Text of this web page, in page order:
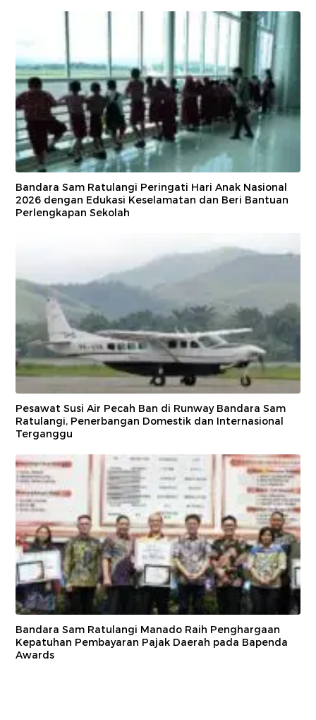
Bandara Sam Ratulangi Peringati Hari Anak Nasional
2026 dengan Edukasi Keselamatan dan Beri Bantuan
Perlengkapan Sekolah
Pesawat Susi Air Pecah Ban di Runway Bandara Sam
Ratulangi, Penerbangan Domestik dan Internasional
Terganggu
Bandara Sam Ratulangi Manado Raih Penghargaan
Kepatuhan Pembayaran Pajak Daerah pada Bapenda
Awards